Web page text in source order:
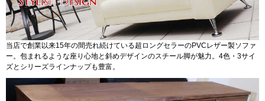
当店で創業以来15年の間売れ続けている超ロングセラーのPVCレザー製ソファ
ー。包まれるような座り心地と斜めデザインのスチール脚が魅力。4色・3サイ
ズとシリーズラインナップも豊富。